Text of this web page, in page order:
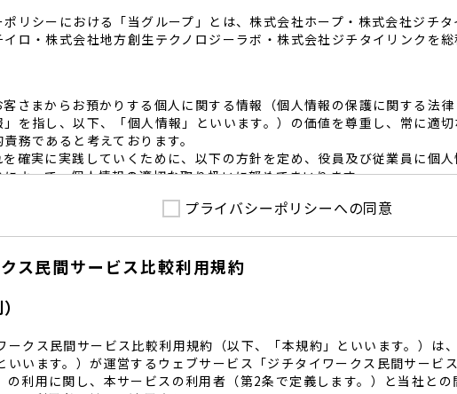
リシーにおける「当グループ」とは、株式会社ホープ・株式会社ジチ
ロ・株式会社地方創生テクノロジーラボ・株式会社ジチタイリンクを総
さまからお預かりする個人に関する情報（個人情報の保護に関する法
」を指し、以下、「個人情報」といいます。）の価値を尊重し、常に適
務であると考えております。
確実に実践していくために、以下の方針を定め、役員及び従業員に個
よって、個人情報の適切な取り扱いに努めてまいります。
個人情報保護に係る法令その他の規範を遵守するとともに、本ポリシー
努めます。
必要な範囲内で適切な取得、利用目的の範囲内で利用を致します。
託先を監督致します。
お預かりする個人情報を正確かつ安全に保つとともに、不正アクセス・
正の為、社内規程を整備し、必要かつ適切な措置を講じます。
個人情報保護に関する社内のマネジメントシステムを定め、組織体制を
プライバシーポリシーへの同意
ス民間サービス比較利用規約
ークス民間サービス比較利用規約（以下、「本規約」といいます。）は
いいます。）が運営するウェブサービス「ジチタイワークス民間サービ
の利用に関し、本サービスの利用者（第2条で定義します。）と当社と